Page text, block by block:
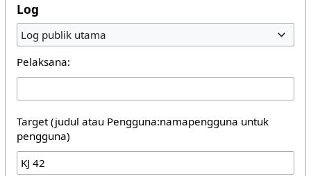
Log
Log publik utama
Pelaksana:
Target (judul atau Pengguna:namapengguna untuk
pengguna)